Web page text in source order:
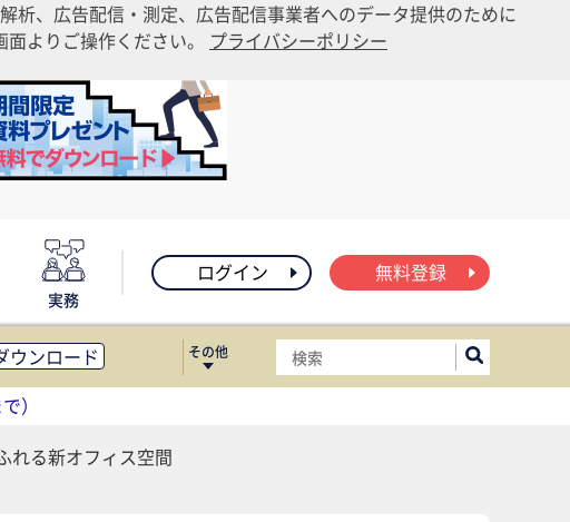
析、広告配信・測定、広告配信事業者へのデータ提供のために
よりご操作ください。 プライバシーポリシー
実務
ログイン 無料登録
ウンロード
・オフィス移転
・レポート
その他
）
れる新オフィス空間